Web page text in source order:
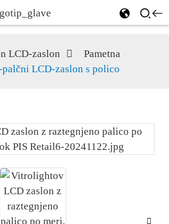
LCD-zaslon
Pametna
palčni LCD-zaslon s polico